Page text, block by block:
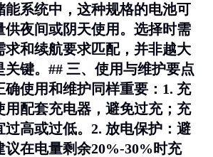
能系统中，这种规格的电池可
供夜间或阴天使用。选择时需
求和续航要求匹配，并非越大
关键。## 三、使用与维护要点
确使用和维护同样重要：1. 充
用配套充电器，避免过充；充
过高或过低。2. 放电保护 ：避
议在电量剩余20%-30%时充